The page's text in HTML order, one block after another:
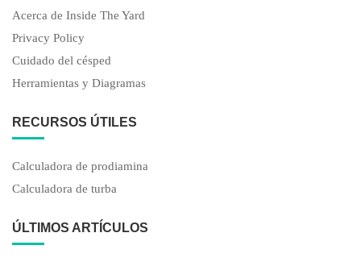
Acerca de Inside The Yard
Privacy Policy
Cuidado del césped
Herramientas y Diagramas
RECURSOS ÚTILES
Calculadora de prodiamina
Calculadora de turba
ÚLTIMOS ARTÍCULOS